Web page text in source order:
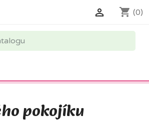
shopping_cart (0)

pokojíku